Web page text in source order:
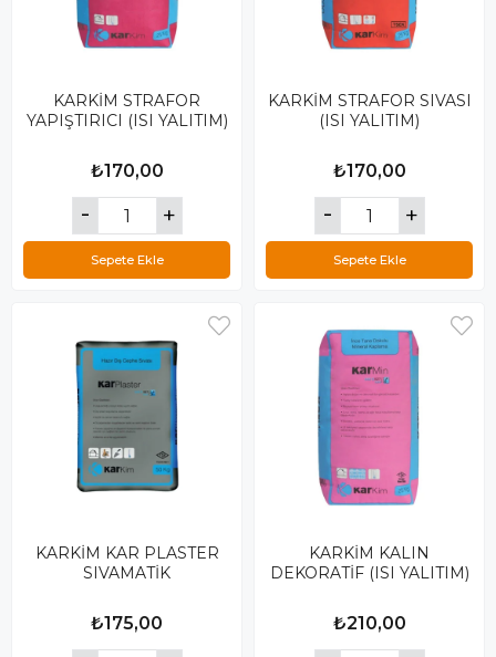
KARKİM STRAFOR
YAPIŞTIRICI (ISI YALITIM)
₺170,00
Sepete Ekle
KARKİM STRAFOR SIVASI
(ISI YALITIM)
₺170,00
Sepete Ekle
KARKİM KAR PLASTER
SIVAMATİK
₺175,00
KARKİM KALIN
DEKORATİF (ISI YALITIM)
₺210,00